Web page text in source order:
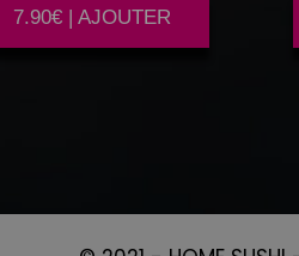
7.90€ | AJOUTER